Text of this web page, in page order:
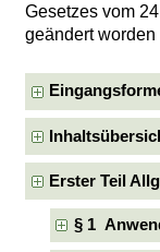
Gesetzes vom
geändert worden
Erster Teil
§ 1